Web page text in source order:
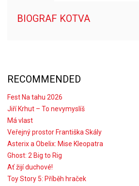
BIOGRAF KOTVA
RECOMMENDED
Fest Na tahu 2026
Jiří Krhut – To nevymyslíš
Má vlast
Veřejný prostor Františka Skály
Asterix a Obelix: Mise Kleopatra
Ghost: 2 Big to Rig
Ať žijí duchové!
Toy Story 5: Příběh hraček